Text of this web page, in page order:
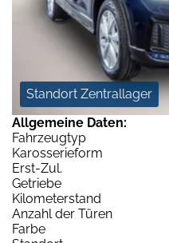
Standort Zentrallager
Allgemeine Daten:
Fahrzeugtyp
Karosserieform
Erst-Zul.
Getriebe
Kilometerstand
Anzahl der Türen
Farbe